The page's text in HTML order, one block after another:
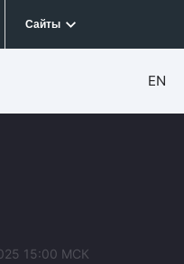
Сайты
EN
15:00 МСК